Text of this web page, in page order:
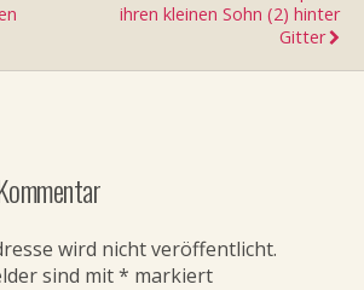
ihren kleinen Sohn (2) hinter
Gitter
wird nicht veröffentlicht.
sind mit* markiert